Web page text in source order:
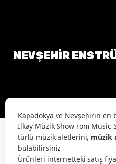
NEVŞEHIR
Kapadokya ve Nevşehirin en
İlkay Müzik Show rom Music
türlü müzik aletlerini, müzik
bulabilirsiniz
Ürünleri internetteki satış